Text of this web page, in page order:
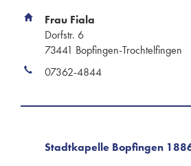
Frau Fiala
Dorfstr. 6
73441 Bopfingen-Trochtelfingen
07362-4844
Stadtkapelle Bopfingen